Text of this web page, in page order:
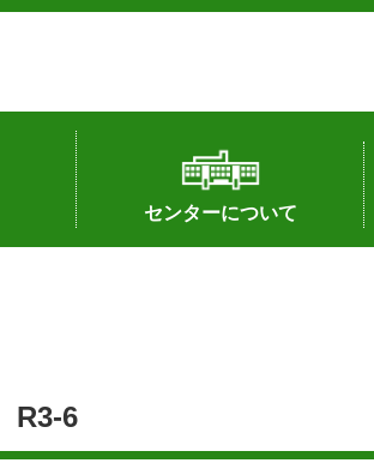
術
識
械関係
センターについて
所長あいさつ
組織（各部署へのリンク）
アクセス
沿革
所内の施設配置図
R3-6